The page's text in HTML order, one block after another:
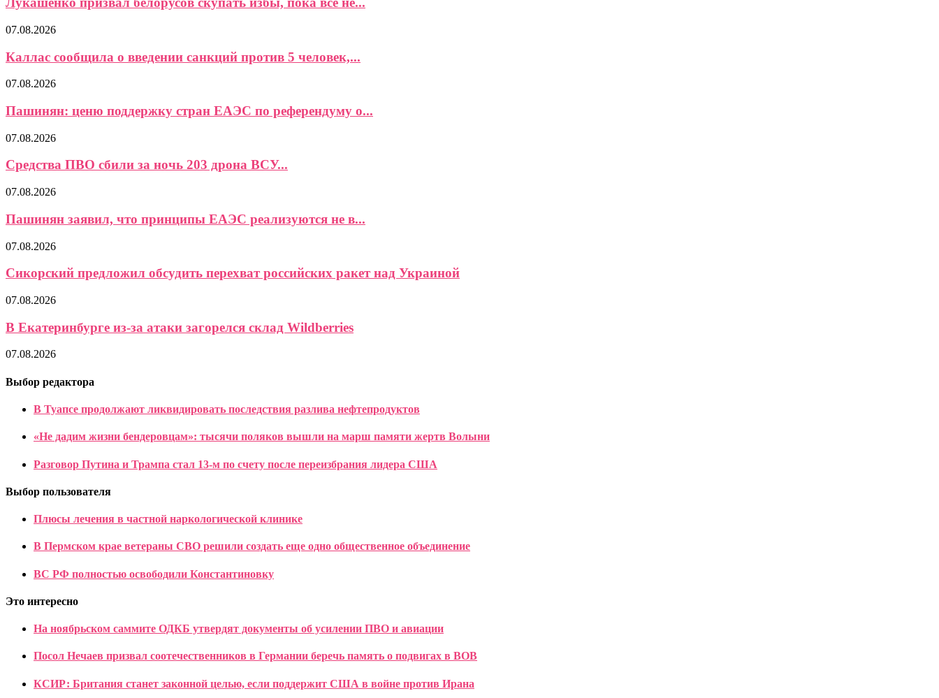
07.08.2026
Каллас сообщила о введении санкций против 5 человек,...
07.08.2026
Пашинян: ценю поддержку стран ЕАЭС по референдуму о...
07.08.2026
Средства ПВО сбили за ночь 203 дрона ВСУ...
07.08.2026
Пашинян заявил, что принципы ЕАЭС реализуются не в...
07.08.2026
Сикорский предложил обсудить перехват российских ракет над Украиной
07.08.2026
В Екатеринбурге из-за атаки загорелся склад Wildberries
07.08.2026
Выбор редактора
В Туапсе продолжают ликвидировать последствия разлива нефтепродуктов
«Не дадим жизни бендеровцам»: тысячи поляков вышли на марш памяти жертв Волыни
Разговор Путина и Трампа стал 13-м по счету после переизбрания лидера США
Выбор пользователя
Плюсы лечения в частной наркологической клинике
В Пермском крае ветераны СВО решили создать еще одно общественное объединение
ВС РФ полностью освободили Константиновку
Это интересно
На ноябрьском саммите ОДКБ утвердят документы об усилении ПВО и авиации
Посол Нечаев призвал соотечественников в Германии беречь память о подвигах в ВОВ
КСИР: Британия станет законной целью, если поддержит США в войне против Ирана